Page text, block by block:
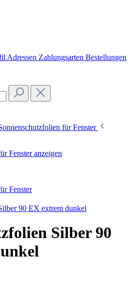
Adressen Zahlungsarten Bestellungen
für Fenster
Fenster anzeigen
Fenster
90 EX extrem dunkel
Silber 90